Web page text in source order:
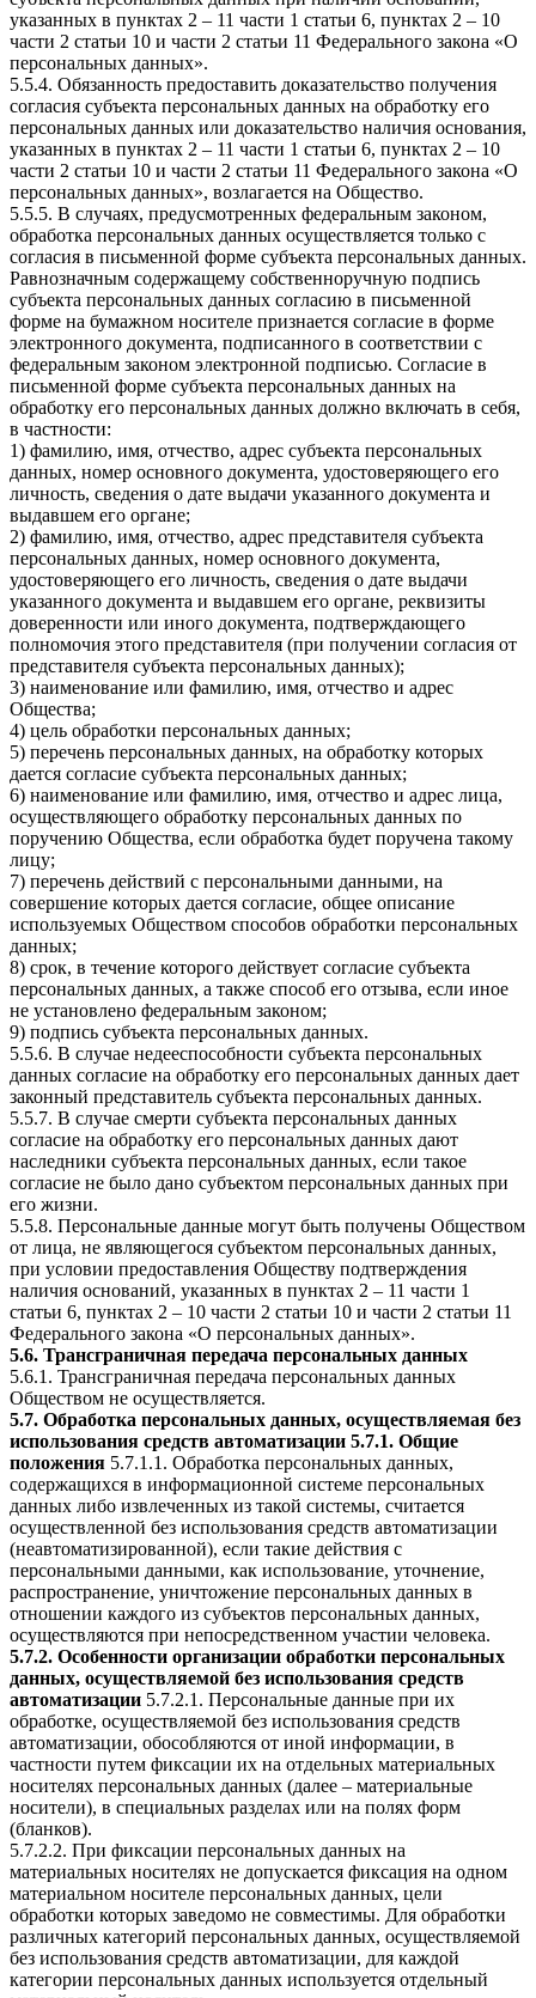
указанных в пунктах 2 – 11 части 1 статьи 6, пунктах 2 – 10
части 2 статьи 10 и части 2 статьи 11 Федерального закона «О
персональных данных».
5.5.4. Обязанность предоставить доказательство получения
согласия субъекта персональных данных на обработку его
персональных данных или доказательство наличия основания,
указанных в пунктах 2 – 11 части 1 статьи 6, пунктах 2 – 10
части 2 статьи 10 и части 2 статьи 11 Федерального закона «О
персональных данных», возлагается на Общество.
5.5.5. В случаях, предусмотренных федеральным законом,
обработка персональных данных осуществляется только с
согласия в письменной форме субъекта персональных данных.
Равнозначным содержащему собственноручную подпись
субъекта персональных данных согласию в письменной
форме на бумажном носителе признается согласие в форме
электронного документа, подписанного в соответствии с
федеральным законом электронной подписью. Согласие в
письменной форме субъекта персональных данных на
обработку его персональных данных должно включать в себя,
в частности:
1) фамилию, имя, отчество, адрес субъекта персональных
данных, номер основного документа, удостоверяющего его
личность, сведения о дате выдачи указанного документа и
выдавшем его органе;
2) фамилию, имя, отчество, адрес представителя субъекта
персональных данных, номер основного документа,
удостоверяющего его личность, сведения о дате выдачи
указанного документа и выдавшем его органе, реквизиты
доверенности или иного документа, подтверждающего
полномочия этого представителя (при получении согласия от
представителя субъекта персональных данных);
3) наименование или фамилию, имя, отчество и адрес
Общества;
4) цель обработки персональных данных;
5) перечень персональных данных, на обработку которых
дается согласие субъекта персональных данных;
6) наименование или фамилию, имя, отчество и адрес лица,
осуществляющего обработку персональных данных по
поручению Общества, если обработка будет поручена такому
лицу;
7) перечень действий с персональными данными, на
совершение которых дается согласие, общее описание
используемых Обществом способов обработки персональных
данных;
8) срок, в течение которого действует согласие субъекта
персональных данных, а также способ его отзыва, если иное
не установлено федеральным законом;
9) подпись субъекта персональных данных.
5.5.6. В случае недееспособности субъекта персональных
данных согласие на обработку его персональных данных дает
законный представитель субъекта персональных данных.
5.5.7. В случае смерти субъекта персональных данных
согласие на обработку его персональных данных дают
наследники субъекта персональных данных, если такое
согласие не было дано субъектом персональных данных при
его жизни.
5.5.8. Персональные данные могут быть получены Обществом
от лица, не являющегося субъектом персональных данных,
при условии предоставления Обществу подтверждения
наличия оснований, указанных в пунктах 2 – 11 части 1
статьи 6, пунктах 2 – 10 части 2 статьи 10 и части 2 статьи 11
Федерального закона «О персональных данных».
5.6. Трансграничная передача персональных данных
5.6.1. Трансграничная передача персональных данных
Обществом не осуществляется.
5.7. Обработка персональных данных, осуществляемая без
использования средств автоматизации 5.7.1. Общие
положения 5.7.1.1. Обработка персональных данных,
содержащихся в информационной системе персональных
данных либо извлеченных из такой системы, считается
осуществленной без использования средств автоматизации
(неавтоматизированной), если такие действия с
персональными данными, как использование, уточнение,
распространение, уничтожение персональных данных в
отношении каждого из субъектов персональных данных,
осуществляются при непосредственном участии человека.
5.7.2. Особенности организации обработки персональных
данных, осуществляемой без использования средств
автоматизации 5.7.2.1. Персональные данные при их
обработке, осуществляемой без использования средств
автоматизации, обособляются от иной информации, в
частности путем фиксации их на отдельных материальных
носителях персональных данных (далее – материальные
носители), в специальных разделах или на полях форм
(бланков).
5.7.2.2. При фиксации персональных данных на
материальных носителях не допускается фиксация на одном
материальном носителе персональных данных, цели
обработки которых заведомо не совместимы. Для обработки
различных категорий персональных данных, осуществляемой
без использования средств автоматизации, для каждой
категории персональных данных используется отдельный